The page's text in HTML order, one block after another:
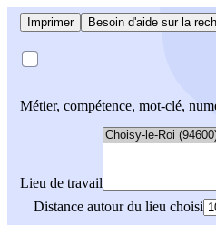
Imprimer Besoin d'aide sur la
Métier, compétence, mot-clé,
Lieu de travail
Distance autour du lieu choisi